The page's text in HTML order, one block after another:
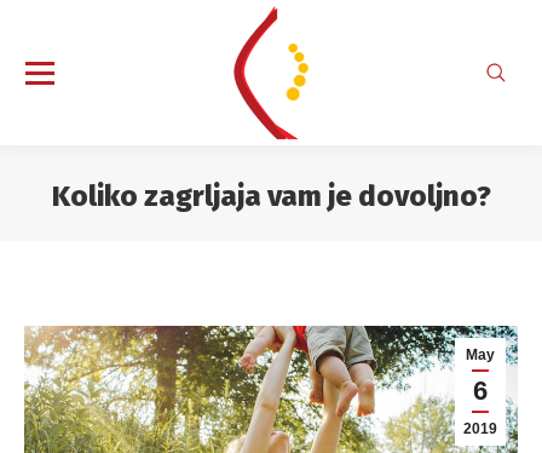
Koliko zagrljaja vam je dovoljno?
May
6
2019